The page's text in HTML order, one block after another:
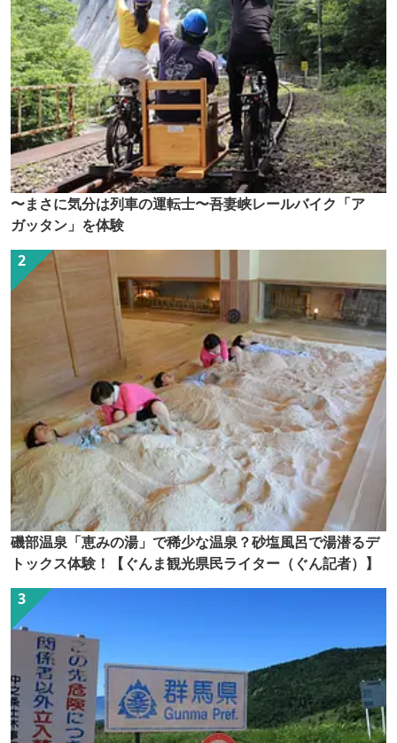
〜まさに気分は列車の運転士〜吾妻峡レールバイク「ア
ガッタン」を体験
磯部温泉「恵みの湯」で稀少な温泉？砂塩風呂で湯潜るデ
トックス体験！【ぐんま観光県民ライター（ぐん記者）】